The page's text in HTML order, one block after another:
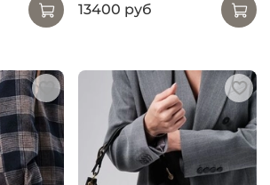
13400 руб